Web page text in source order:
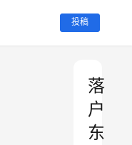
投稿
落
户
东